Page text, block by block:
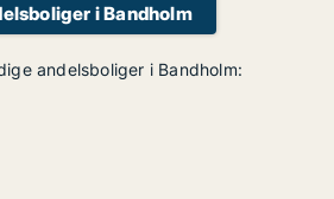
i Bandholm
andelsboliger i Bandholm: